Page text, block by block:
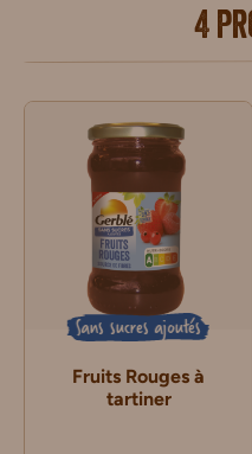
4
Sans sucres ajoutés
Fruits Rouges à
tartiner